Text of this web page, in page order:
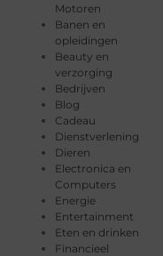
Motoren
Banen en
opleidingen
Beauty en
verzorging
Bedrijven
Blog
Cadeau
Dienstverlening
Dieren
Electronica en
Computers
Energie
Entertainment
Eten en drinken
Financieel